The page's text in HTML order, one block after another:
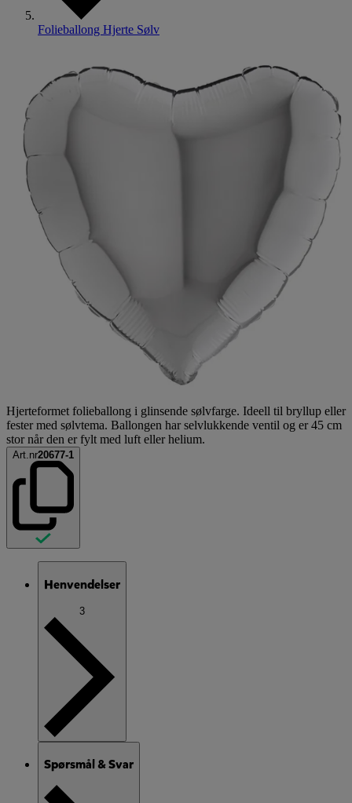
Folieballong Hjerte Sølv
Hjerteformet folieballong i glinsende sølvfarge. Ideell til bryllup eller
fester med sølvtema. Ballongen har selvlukkende ventil og er 45 cm
stor når den er fylt med luft eller helium.
Art.nr20677-1
Henvendelser
3
Spørsmål & Svar